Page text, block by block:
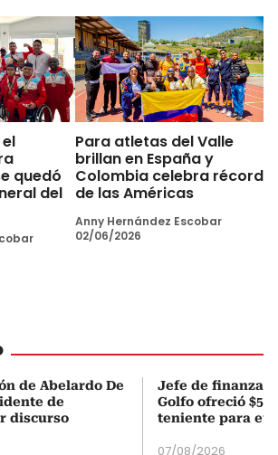
quedó
del
Para atletas del Valle
brillan en España y
Colombia celebra récord
de las Américas
Anny Hernández Escobar
02/06/2026
de Abelardo De
de
discurso
Jefe de finanzas
Golfo ofreció
teniente para
07/08/2026